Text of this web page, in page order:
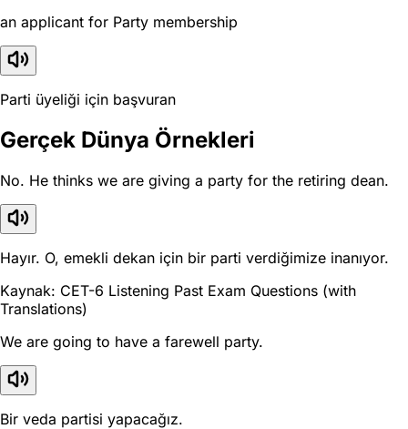
an applicant for Party membership
Parti üyeliği için başvuran
Gerçek Dünya Örnekleri
No. He thinks we are giving a party for the retiring dean.
Hayır. O, emekli dekan için bir parti verdiğimize inanıyor.
Kaynak: CET-6 Listening Past Exam Questions (with
Translations)
We are going to have a farewell party.
Bir veda partisi yapacağız.